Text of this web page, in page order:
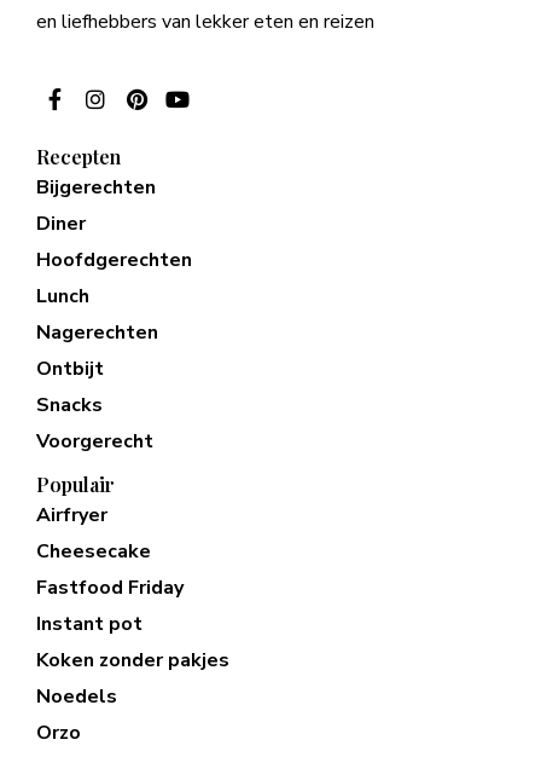
en liefhebbers van lekker eten en reizen
Recepten
Bijgerechten
Diner
Hoofdgerechten
Lunch
Nagerechten
Ontbijt
Snacks
Voorgerecht
Populair
Airfryer
Cheesecake
Fastfood Friday
Instant pot
Koken zonder pakjes
Noedels
Orzo